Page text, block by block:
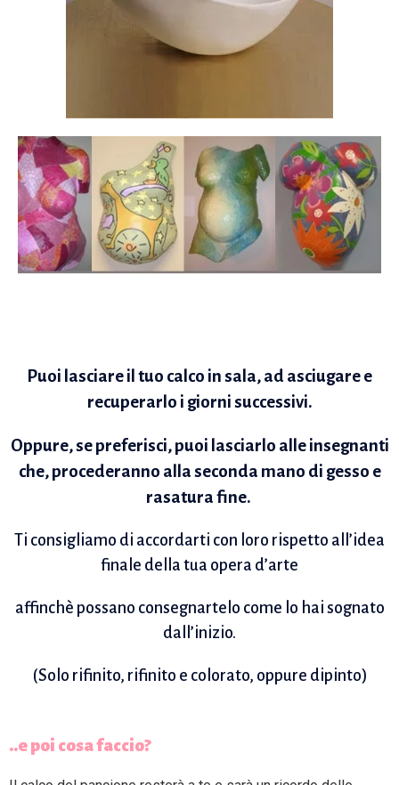
Puoi lasciare il tuo calco in sala, ad asciugare e
recuperarlo i giorni successivi.
Oppure, se preferisci, puoi lasciarlo alle insegnanti
che, procederanno alla seconda mano di gesso e
rasatura fine.
Ti consigliamo di accordarti con loro rispetto all’idea
finale della tua opera d’arte
affinchè possano consegnartelo come lo hai sognato
dall’inizio.
(Solo rifinito, rifinito e colorato, oppure dipinto)
..e poi cosa faccio?